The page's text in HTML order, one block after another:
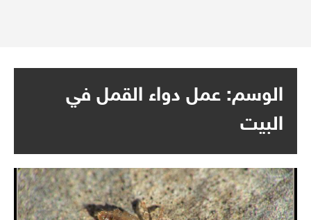
الوسم: عمل دواء القمل في
البيت